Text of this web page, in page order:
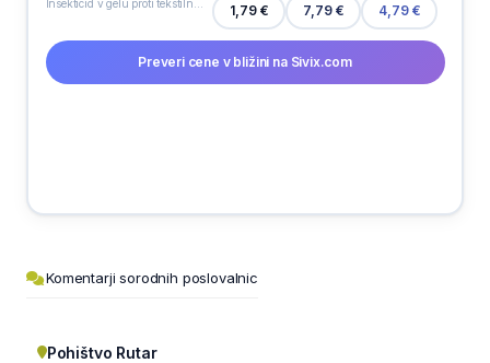
1,79 € 7,79 € 4,79 €
Preveri cene v bližini na Sivix.com
Komentarji sorodnih poslovalnic
Pohištvo Rutar